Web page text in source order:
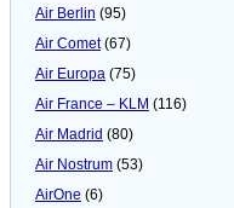
Air Berlin (95)
Air Comet(67)
Air Europa (75)
Air France – KLM (116)
Air Madrid (80)
Air Nostrum (53)
AirOne (6)